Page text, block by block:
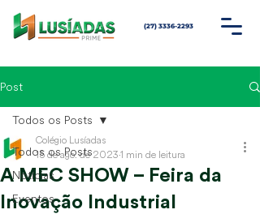
(27) 3336-2293
Post
Todos os Posts
Notícias
Eventos
Todos os Posts
A MEC SHOW – Feira da
Inovação Industrial
Colégio Lusíadas
15 de ago. de 20231 min de leitura